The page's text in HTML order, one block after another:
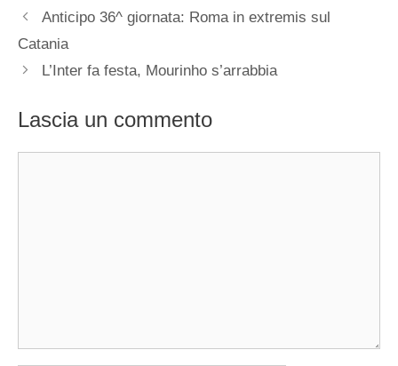
Anticipo 36^ giornata: Roma in extremis sul
Catania
L’Inter fa festa, Mourinho s’arrabbia
Lascia un commento